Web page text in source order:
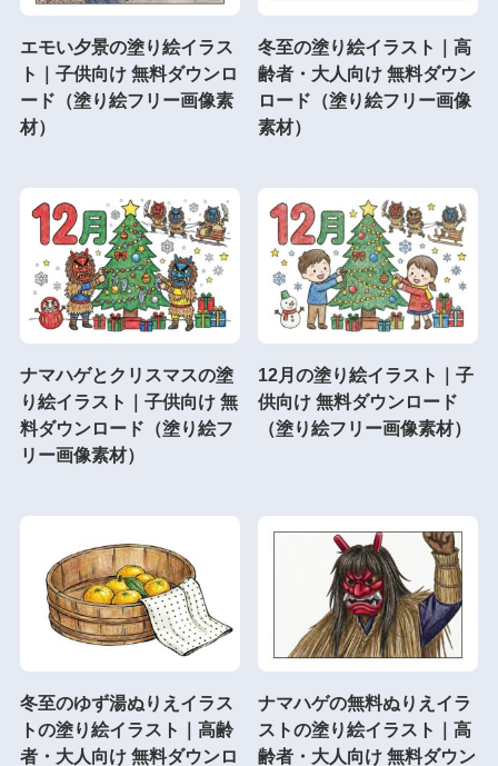
エモい夕景の塗り絵イラス
ト｜子供向け 無料ダウンロ
ード（塗り絵フリー画像素
材）
冬至の塗り絵イラスト｜高
齢者・大人向け 無料ダウン
ロード（塗り絵フリー画像
素材）
ナマハゲとクリスマスの塗
り絵イラスト｜子供向け 無
料ダウンロード（塗り絵フ
リー画像素材）
12月の塗り絵イラスト｜子
供向け 無料ダウンロード
（塗り絵フリー画像素材）
冬至のゆず湯ぬりえイラス
トの塗り絵イラスト｜高齢
者・大人向け 無料ダウンロ
ナマハゲの無料ぬりえイラ
ストの塗り絵イラスト｜高
齢者・大人向け 無料ダウン